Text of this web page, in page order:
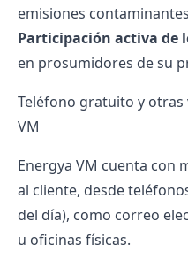
emisiones
Participación activa de
en prosumidores de su
Teléfono gratuito y otras
VM
Energya VM cuenta con
al cliente, desde
del día), como correo
u oficinas físicas.